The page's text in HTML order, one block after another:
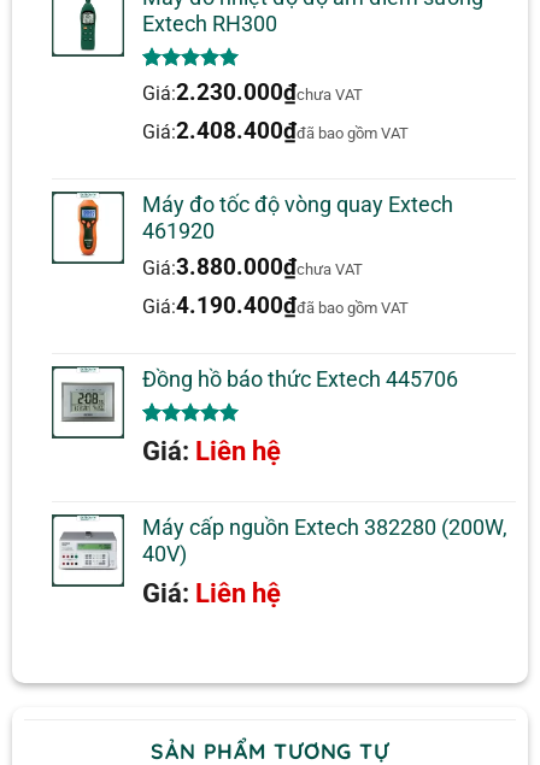
Extech RH300
5.00trên 5
dựa trên
1
đánh giá
Giá:2.230.000₫chưa VAT
Giá:2.408.400₫đã bao gồm VAT
Máy đo tốc độ vòng quay Extech
461920
Giá:3.880.000₫chưa VAT
Giá:4.190.400₫đã bao gồm VAT
Đồng hồ báo thức Extech 445706
5.00trên 5
dựa trên
1
Giá: Liên hệ
Máy cấp nguồn Extech 382280 (200W,
40V)
Giá: Liên hệ
SẢN PHẨM TƯƠNG TỰ